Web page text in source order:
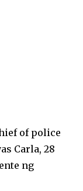
of police
Carla, 28
ng